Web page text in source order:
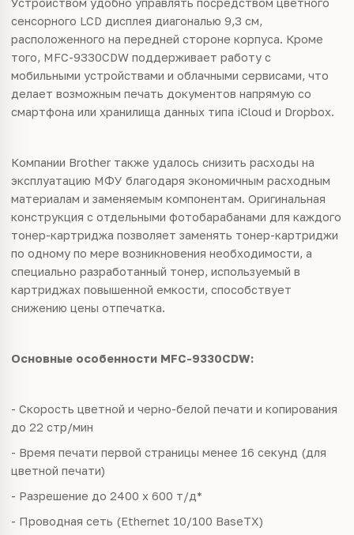
Устройством удобно управлять посредством цветного
сенсорного LCD дисплея диагональю 9,3 см,
расположенного на передней стороне корпуса. Кроме
того, MFC-9330CDW поддерживает работу с
мобильными устройствами и облачными сервисами, что
делает возможным печать документов напрямую со
смартфона или хранилища данных типа iCloud и Dropbox.
Компании Brother также удалось снизить расходы на
эксплуатацию МФУ благодаря экономичным расходным
материалам и заменяемым компонентам. Оригинальная
конструкция с отдельными фотобарабанами для каждого
тонер-картриджа позволяет заменять тонер-картриджи
по одному по мере возникновения необходимости, а
специально разработанный тонер, используемый в
картриджах повышенной емкости, способствует
снижению цены отпечатка.
Основные особенности MFC-9330CDW:
- Скорость цветной и черно-белой печати и копирования
до 22 стр/мин
- Время печати первой страницы менее 16 секунд (для
цветной печати)
- Разрешение до 2400 x 600 т/д*
- Проводная сеть (Ethernet 10/100 BaseTX)